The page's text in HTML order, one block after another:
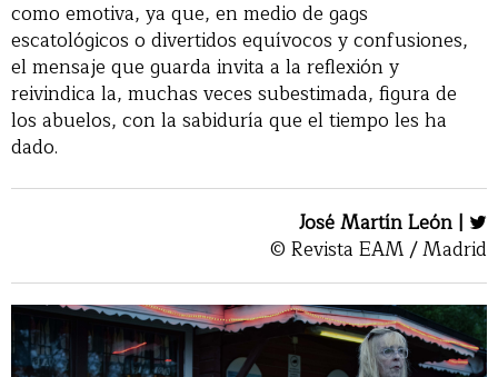
como emotiva, ya que, en medio de gags
escatológicos o divertidos equívocos y confusiones,
el mensaje que guarda invita a la reflexión y
reivindica la, muchas veces subestimada, figura de
los abuelos, con la sabiduría que el tiempo les ha
dado.
José Martín León |
© Revista EAM / Madrid